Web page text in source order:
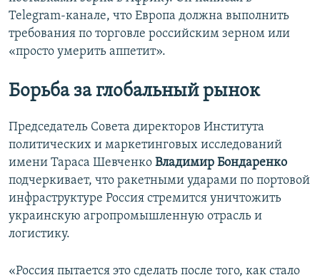
Telegram-канале, что Европа должна выполнить
требования по торговле российским зерном или
«просто умерить аппетит».
Борьба за глобальный рынок
Председатель Совета директоров Института
политических и маркетинговых исследований
имени Тараса Шевченко Владимир Бондаренко
подчеркивает, что ракетными ударами по портовой
инфраструктуре Россия стремится уничтожить
украинскую агропромышленную отрасль и
логистику.
«Россия пытается это сделать после того, как стало